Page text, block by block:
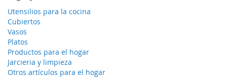
Utensilios para la cocina
Cubiertos
Vasos
Platos
Productos para el hogar
Jarcieria y limpieza
Otros artículos para el hogar